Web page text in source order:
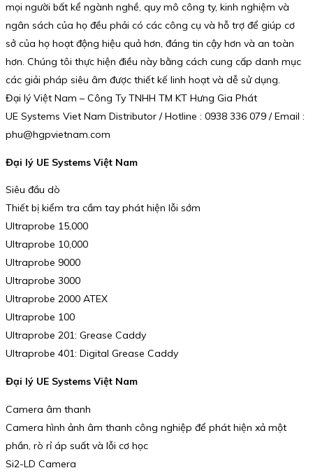
mọi người bất kể ngành nghề, quy mô công ty, kinh nghiệm và
ngân sách của họ đều phải có các công cụ và hỗ trợ để giúp cơ
sở của họ hoạt động hiệu quả hơn, đáng tin cậy hơn và an toàn
hơn. Chúng tôi thực hiện điều này bằng cách cung cấp danh mục
các giải pháp siêu âm được thiết kế linh hoạt và dễ sử dụng.
Đại lý Việt Nam – Công Ty TNHH TM KT Hưng Gia Phát
UE Systems Viet Nam Distributor / Hotline : 0938 336 079 / Email :
phu@hgpvietnam.com
Đại lý UE Systems Việt Nam
Siêu đầu dò
Thiết bị kiểm tra cầm tay phát hiện lỗi sớm
Ultraprobe 15,000
Ultraprobe 10,000
Ultraprobe 9000
Ultraprobe 3000
Ultraprobe 2000 ATEX
Ultraprobe 100
Ultraprobe 201: Grease Caddy
Ultraprobe 401: Digital Grease Caddy
Đại lý UE Systems Việt Nam
Camera âm thanh
Camera hình ảnh âm thanh công nghiệp để phát hiện xả một
phần, rò rỉ áp suất và lỗi cơ học
Si2-LD Camera